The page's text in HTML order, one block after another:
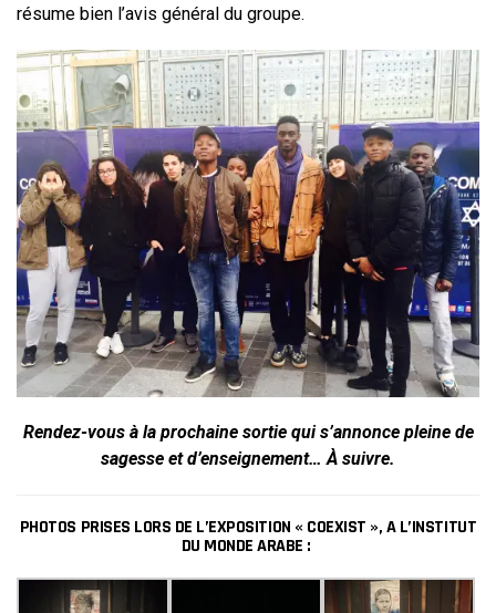
résume bien l’avis général du groupe.
Rendez-vous à la prochaine sortie qui s’annonce pleine de
sagesse et d’enseignement… À suivre.
PHOTOS PRISES LORS DE L’EXPOSITION « COEXIST », A L’INSTITUT
DU MONDE ARABE :